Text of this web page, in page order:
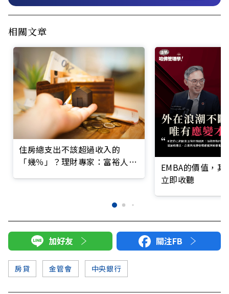
相關文章
住房總支出不該超過收入的
「幾％」？理財專家：富裕人生
EMBA的價值，
立即收聽
加好友 關注FB
房貸 金管會 中央銀行